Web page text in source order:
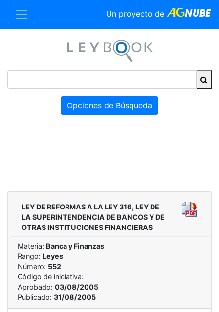
Un proyecto de
Opciones de Búsqueda
LEY DE REFORMAS A LA LEY 316, LEY DE
LA SUPERINTENDENCIA DE BANCOS Y DE
OTRAS INSTITUCIONES FINANCIERAS
Materia: Banca y Finanzas
Rango: Leyes
Número: 552
Código de iniciativa:
Aprobado: 03/08/2005
Publicado: 31/08/2005